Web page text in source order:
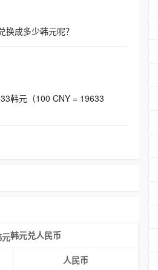
成多少韩元呢？
韩元（100 CNY = 19633
韩元兑人民币
人民币